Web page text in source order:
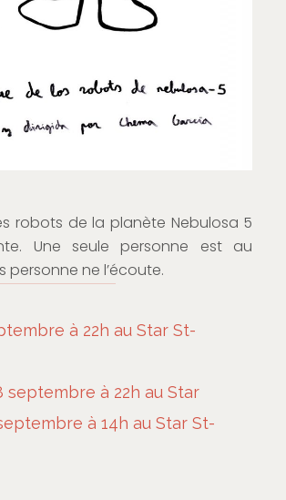
robots de la planète Nebulosa 5
Une seule personne est au
personne ne l’écoute.
à 22h au Star St-
septembre à 22h au Star
à 14h au Star St-